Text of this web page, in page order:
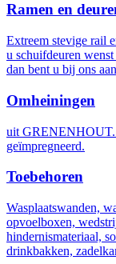
Ramen en
Extreem stevige rail
u schuifdeuren
dan bent u bij ons
Omheiningen
uit GRENENHOUT.
geïmpregneerd.
Toebehoren
Wasplaatswanden,
opvoelboxen,
hindernismateriaal,
drinkbakken,